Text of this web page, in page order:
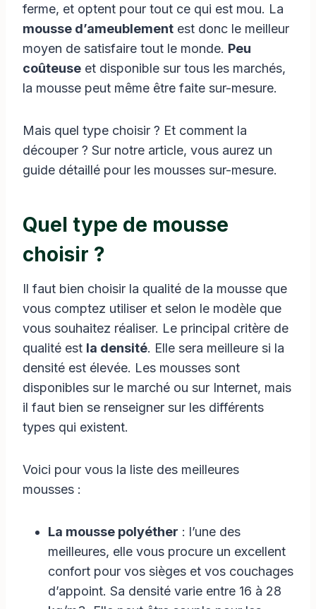
ferme, et optent pour tout ce qui est mou. La
mousse d’ameublement est donc le meilleur
moyen de satisfaire tout le monde. Peu
coûteuse et disponible sur tous les marchés,
la mousse peut même être faite sur-mesure.
Mais quel type choisir ? Et comment la
découper ? Sur notre article, vous aurez un
guide détaillé pour les mousses sur-mesure.
Quel type de mousse
choisir ?
Il faut bien choisir la qualité de la mousse que
vous comptez utiliser et selon le modèle que
vous souhaitez réaliser. Le principal critère de
qualité est la densité. Elle sera meilleure si la
densité est élevée. Les mousses sont
disponibles sur le marché ou sur Internet, mais
il faut bien se renseigner sur les différents
types qui existent.
Voici pour vous la liste des meilleures
mousses :
La mousse polyéther : l’une des
meilleures, elle vous procure un excellent
confort pour vos sièges et vos couchages
d’appoint. Sa densité varie entre 16 à 28